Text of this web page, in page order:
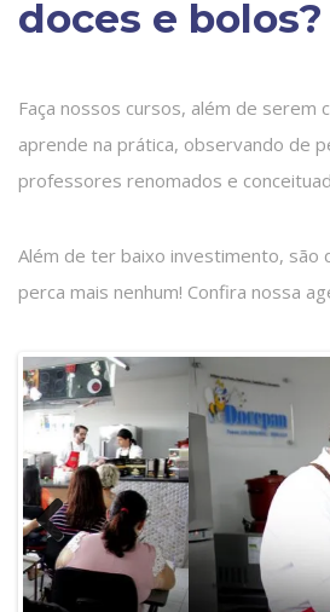
doces e bolos?
Faça nossos cursos, além de serem
aprende na prática, observando de
professores renomados e
Além de ter baixo investimento, são
perca mais nenhum! Confira nossa
Previous